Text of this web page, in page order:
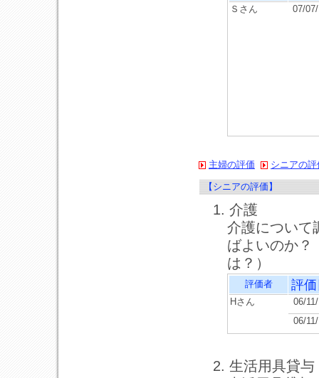
Ｓさん 07/
主婦の評価 シニアの評
【シニアの評価】
1. 介護
介護につい
ばよいのか
は？）
評価者 評
Hさん
06/
06/
2. 生活用具貸与